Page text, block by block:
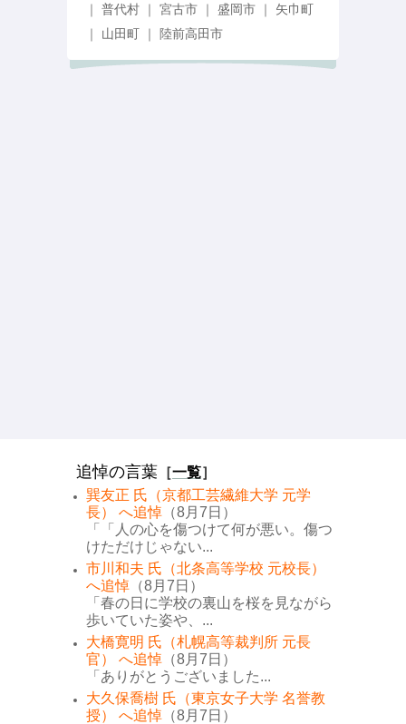
｜ 普代村 ｜ 宮古市 ｜ 盛岡市 ｜ 矢巾町
｜ 山田町 ｜ 陸前高田市
追悼の言葉 ［一覧］
巽友正 氏（京都工芸繊維大学 元学
長） へ追悼 （8月7日）
「「人の心を傷つけて何が悪い。傷つ
けただけじゃない...
市川和夫 氏（北条高等学校 元校長）
へ追悼 （8月7日）
「春の日に学校の裏山を桜を見ながら
歩いていた姿や、...
大橋寛明 氏（札幌高等裁判所 元長
官） へ追悼 （8月7日）
「ありがとうございました...
大久保喬樹 氏（東京女子大学 名誉教
授） へ追悼 （8月7日）